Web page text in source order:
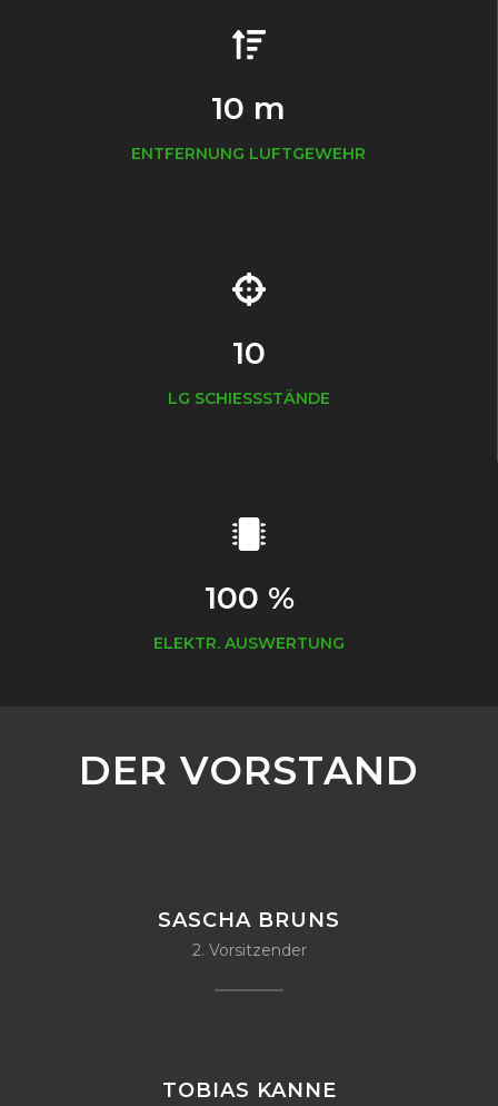
10 m
ENTFERNUNG LUFTGEWEHR
10
LG SCHIESSSTÄNDE
100 %
ELEKTR. AUSWERTUNG
DER VORSTAND
SASCHA BRUNS
2. Vorsitzender
TOBIAS KANNE